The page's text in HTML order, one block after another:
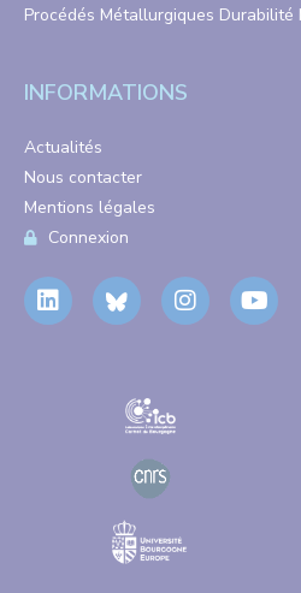
Procédés Métallurgiques Durabilité
INFORMATIONS
Actualités
Nous contacter
Mentions légales
Connexion